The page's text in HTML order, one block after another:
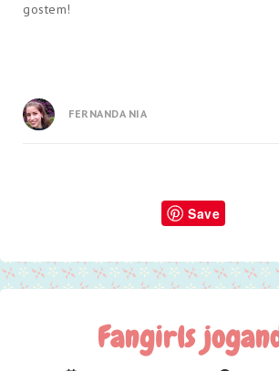
gostem!
FERNANDA NIA
Save
Fangirls